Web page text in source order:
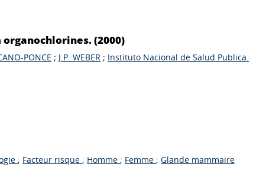
(2000)
PONCE ; J.P. WEBER ; Instituto Nacional de Salud Publica.
; Facteur risque ; Homme ; Femme ; Glande mammaire